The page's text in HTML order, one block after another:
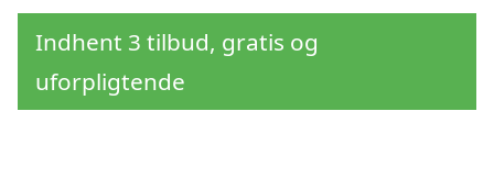
Indhent 3 tilbud, gratis og
uforpligtende